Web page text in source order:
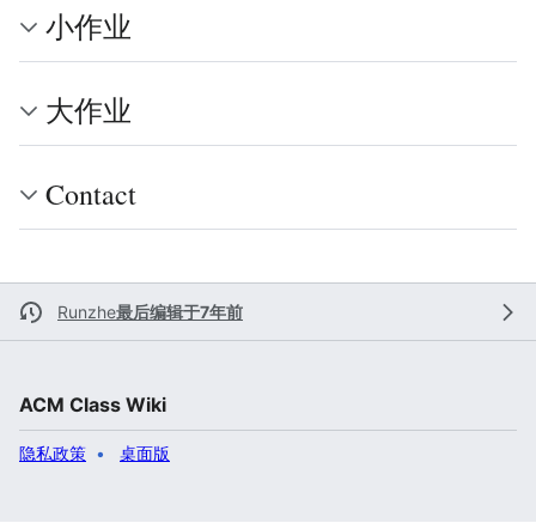
小作业
大作业
Contact
Runzhe最后编辑于7年前
ACM Class Wiki
隐私政策 桌面版